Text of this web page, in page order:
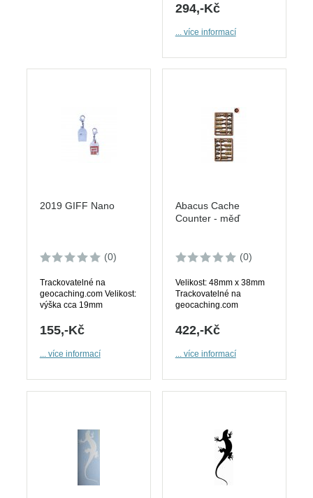
294,-Kč
... více informací
2019 GIFF Nano
(0)
Trackovatelné na
geocaching.com Velikost:
výška cca 19mm
155,-Kč
... více informací
Abacus Cache
Counter - měď
(0)
Velikost: 48mm x 38mm
Trackovatelné na
geocaching.com
422,-Kč
... více informací